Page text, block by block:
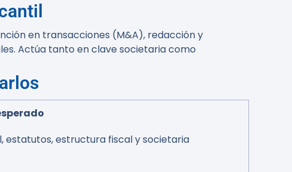
en transacciones (M&A), redacción y
Actúa tanto en clave societaria como
estatutos, estructura fiscal y societaria